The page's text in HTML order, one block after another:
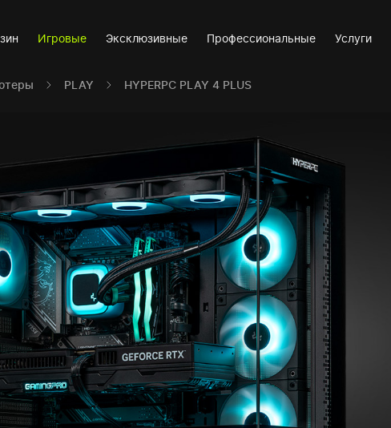
Игровые Эксклюзивные Профессиональные Услуги
PLAY HYPERPC PLAY 4 PLUS